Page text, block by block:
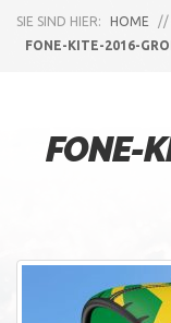
SIE SIND HIER: HOME //
FONE-KITE-2016-
FONE-